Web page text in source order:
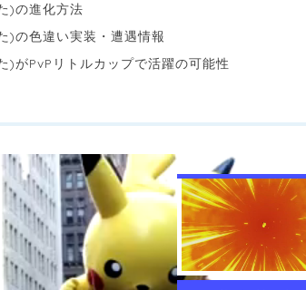
)の進化方法
)の色違い実装・遭遇情報
)がPvPリトルカップで活躍の可能性